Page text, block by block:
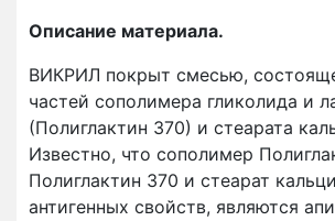
Описание материала.
ВИКРИЛ покрыт смесью,
частей сополимера гликолида и
(Полиглактин 370) и стеарата
Известно, что сополимер
Полиглактин 370 и стеарат
антигенных свойств, являются